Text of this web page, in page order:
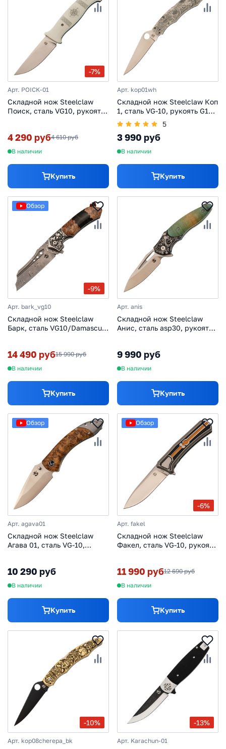
-7%
Арт. POICK-01
Складной нож Steelclaw
Поиск, сталь VG10, рукоять
4 290 руб4 610 руб
В наличии
Купить
Арт. kop01wh
Складной нож Steelclaw Коп
1, сталь VG-10, рукоять G10,
белый
5
3 990 руб
В наличии
Купить
-9%
Обзор
Арт. bark_vg10
Складной нож Steelclaw
Барк, сталь VG10/Damascus,
14 490 руб15 990 руб
В наличии
Купить
Арт. anis
Складной нож Steelclaw
Анис, сталь asp30, рукоять
9 990 руб
В наличии
Купить
Обзор
Арт. agava01
Складной нож Steelclaw
Агава 01, сталь VG-10,
10 290 руб
В наличии
Купить
-6%
Обзор
Арт. fakel
Складной нож Steelclaw
Факел, сталь VG-10, рукоять
11 990 руб12 690 руб
В наличии
Купить
-10%
Арт. kop08cherepa_bk
-13%
Арт. Karachun-01